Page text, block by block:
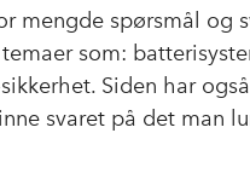
e
b
o
k
mengde spørsmål og
som:
Siden har
svaret på det man